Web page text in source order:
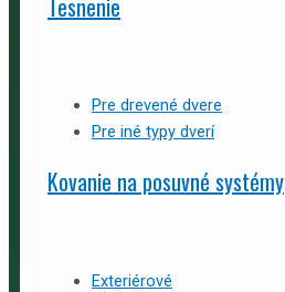
Pre drevené dvere
Pre iné typy dverí
Kovanie na posuvné systémy
Exteriérové